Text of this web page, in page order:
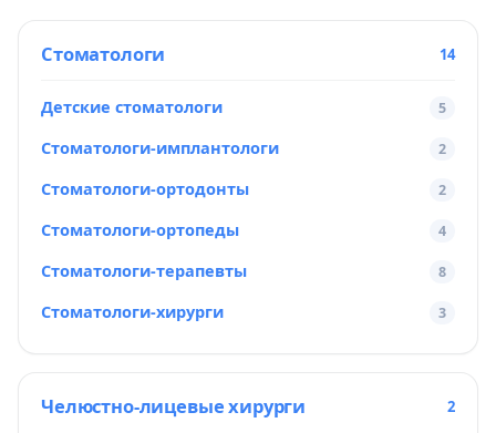
Стоматологи 14
Детские стоматологи 5
Стоматологи-имплантологи 2
Стоматологи-ортодонты 2
Стоматологи-ортопеды 4
Стоматологи-терапевты 8
Стоматологи-хирурги 3
Челюстно-лицевые хирурги 2